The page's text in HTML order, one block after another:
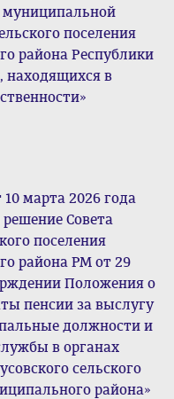
муниципальной
поселения
района Республики
находящихся в
марта 2026 года
Совета
поселения
района РМ от 29
Положения о
пенсии за выслугу
должности и
в органах
сельского
района»